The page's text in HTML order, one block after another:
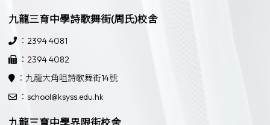
九龍三育中學詩歌舞街(周氏)校舍
：2394 4081
：2394 4082
：九龍大角咀詩歌舞街14號
：school@ksyss.edu.hk
九龍三育中學界限街校舍